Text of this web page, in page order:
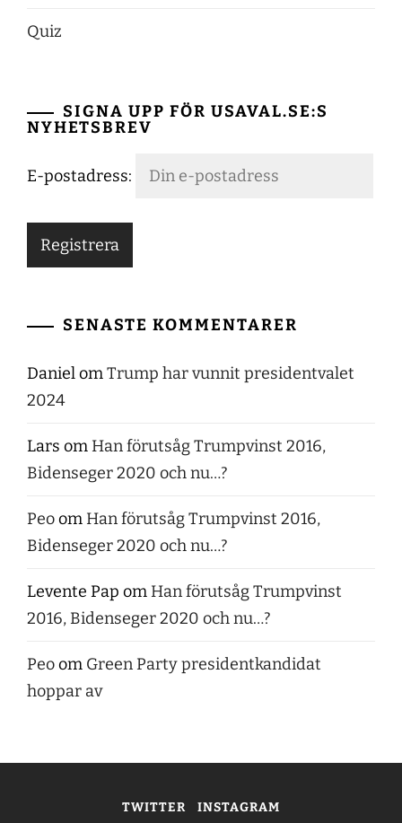
Quiz
SIGNA UPP FÖR USAVAL.SE:S
NYHETSBREV
E-postadress:
SENASTE KOMMENTARER
DanielomTrump har vunnit presidentvalet
2024
Lars om Han förutsåg Trumpvinst 2016,
Bidenseger 2020 och nu…?
Peoom Han förutsåg Trumpvinst 2016,
Bidenseger 2020 och nu…?
Levente Pap om Han förutsåg Trumpvinst
2016, Bidenseger 2020 och nu…?
Peoom Green Party presidentkandidat
hoppar av
TWITTER INSTAGRAM